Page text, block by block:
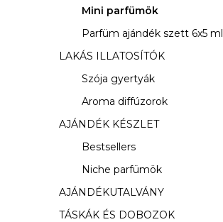
n
Mini parfümök
Parfüm ajándék szett 6x5 ml
LAKÁS ILLATOSÍTÓK
Szója gyertyák
Aroma diffúzorok
AJÁNDÉK KÉSZLET
Bestsellers
Niche parfümök
AJÁNDÉKUTALVÁNY
TÁSKÁK ÉS DOBOZOK